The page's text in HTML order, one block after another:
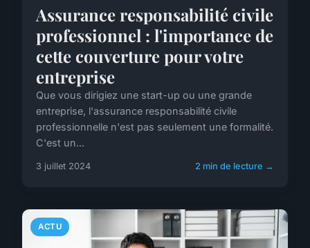
Assurance responsabilité civile
professionnel : l'importance de
cette couverture pour votre
entreprise
Que vous dirigiez une start-up ou une grande
entreprise, l'assurance responsabilité civile
professionnelle n'est pas seulement une formalité.
C'est un...
3 juillet 2024 2 min de lecture →
ACTU